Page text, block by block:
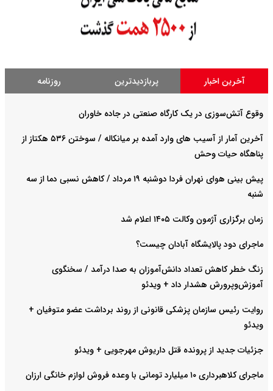
آخرین اخبار پربازدیدترین روزنامه
وقوع آتش‌سوزی در یک کارگاه صنعتی در جاده خاوران
آخرین آمار از آسیب های وارد آمده بر میانکاله / سوختن ۵۳۶ هکتاز از
پناهگاه حیات وحش
پیش بینی هوای نهران فردا دوشنبه ۱۹ مرداد / کاهش نسبی دما از سه
شنبه
زمان برگزاری آژمون وکالت ۱۴۰۵ اعلام شد
ماجرای دود پالایشگاه آبادان چیست؟
زنگ خطر کاهش تعداد دانش‌آموزان به صدا درآمد / سخنگوی
آموزش‌وپرورش هشدار داد +‌ ویدئو
روایت رئیس سازمان پزشکی قانونی از روند برداشت عضو متوفیان +
ویدئو
جزئیات جدید از پرونده قتل داریوش مهرجویی + ویدئو
ماجرای کلاهبرداری ۱۰ میلیارد تومانی با وعده فروش لوازم خانگی ارزان